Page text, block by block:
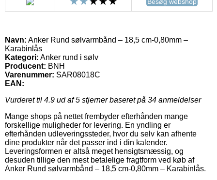
Navn: Anker Rund sølvarmbånd – 18,5 cm-0,80mm –
Karabinlås
Kategori: Anker rund i sølv
Producent: BNH
Varenummer: SAR08018C
EAN:
Vurderet til 4.9 ud af 5 stjerner baseret på 34 anmeldelser
Mange shops på nettet frembyder efterhånden mange
forskellige muligheder for levering. En yndling er
efterhånden udleveringssteder, hvor du selv kan afhente
dine produkter når det passer ind i din kalender.
Leveringsformen er altså meget hensigtsmæssig, og
desuden tillige den mest betalelige fragtform ved køb af
Anker Rund sølvarmbånd – 18,5 cm-0,80mm – Karabinlås.